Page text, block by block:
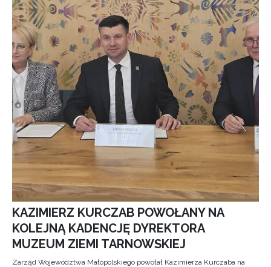
KAZIMIERZ KURCZAB POWOŁANY NA
KOLEJNĄ KADENCJĘ DYREKTORA
MUZEUM ZIEMI TARNOWSKIEJ
Zarząd Województwa Małopolskiego powołał Kazimierza Kurczaba na